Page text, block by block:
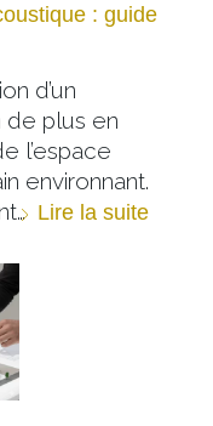
: guide
d’un
de plus en
l’espace
environnant.
Lire la suite